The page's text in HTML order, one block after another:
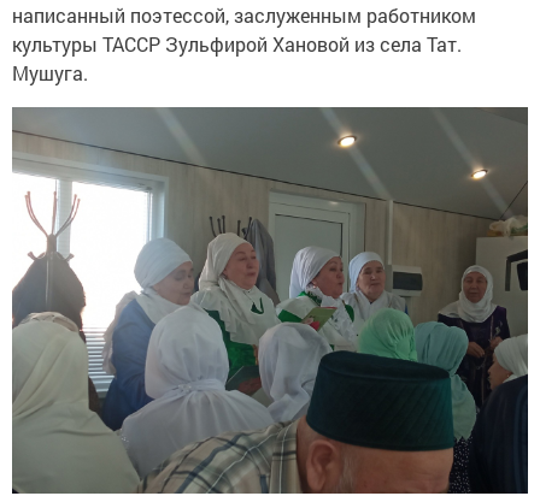
написанный поэтессой, заслуженным работником
культуры ТАССР Зульфирой Хановой из села Тат.
Мушуга.